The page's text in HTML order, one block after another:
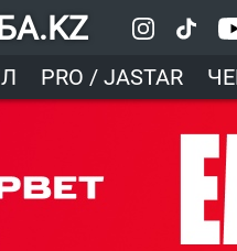
PRO / JASTAR